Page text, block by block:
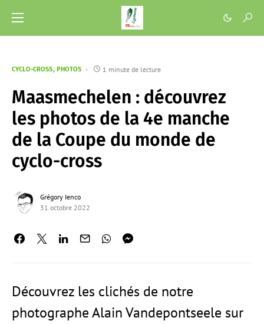
CYCLO-CROSS PHOTOS 1 minute de lecture
Maasmechelen : découvrez
les photos de la 4e manche
de la Coupe du monde de
cyclo-cross
Grégory Ienco
31 octobre 2022
Découvrez les clichés de notre
photographe Alain Vandepontseele sur